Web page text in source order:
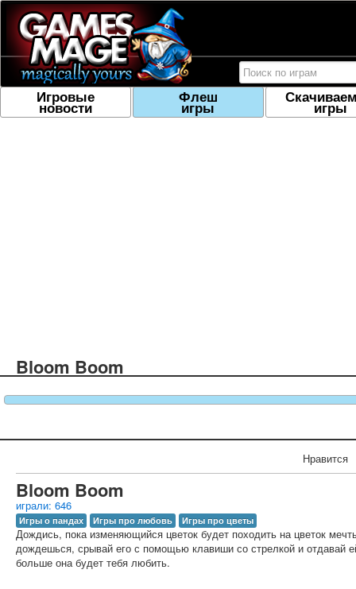
Игровые
новости
Флеш
игры игры
Bloom Boom
Нравится
Bloom Boom
играли: 646
Игры о пандах Игры про любовь Игры про цветы
Дождись, пока изменяющийся цветок будет походить на цветок
дождешься, срывай его с помощью клавиши со стрелкой и отдавай
больше она будет тебя любить.